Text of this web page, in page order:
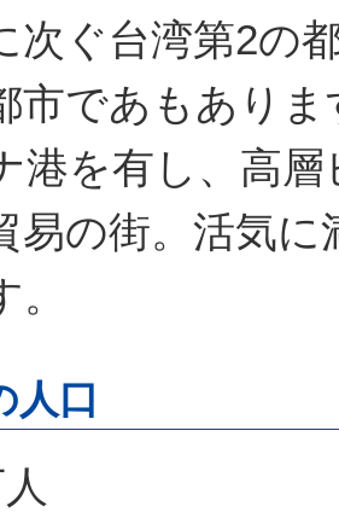
次ぐ台湾第2の
市であもあり
港を有し、高
易の街。活気に
人口